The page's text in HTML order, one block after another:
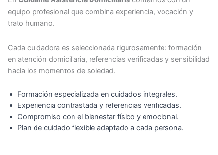
equipo profesional que combina experiencia, vocación y
trato humano.
Cada cuidadora es seleccionada rigurosamente: formación
en atención domiciliaria, referencias verificadas y sensibilidad
hacia los momentos de soledad.
Formación especializada en cuidados integrales.
Experiencia contrastada y referencias verificadas.
Compromiso con el bienestar físico y emocional.
Plan de cuidado flexible adaptado a cada persona.